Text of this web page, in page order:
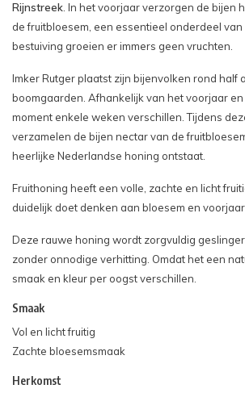
Rijnstreek . In het voorjaar verzorgen de bijen
de fruitbloesem, een essentieel onderdeel
bestuiving groeien er immers geen vruchten.
Imker Rutger plaatst zijn bijenvolken rond half
boomgaarden. Afhankelijk van het voorjaar
moment enkele weken verschillen. Tijdens
verzamelen de bijen nectar van de
heerlijke Nederlandse honing ontstaat.
Fruithoning heeft een volle, zachte en licht
duidelijk doet denken aan bloesem en voorjaar.
Deze rauwe honing wordt zorgvuldig
zonder onnodige verhitting. Omdat het een
smaak en kleur per oogst verschillen.
Smaak
Vol en licht fruitig
Zachte bloesemsmaak
Herkomst